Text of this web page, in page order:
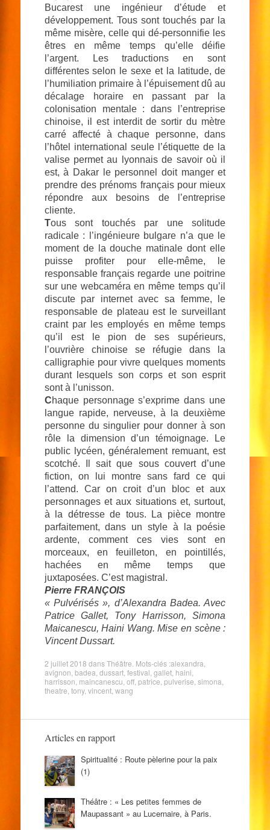
Bucarest une ingénieur d’étude et
développement. Tous sont touchés par la
même misère, celle qui dé-personnifie les
êtres en même temps qu’elle déifie
l’argent. Les traductions en sont
différentes selon le sexe et la latitude, de
l’humiliation primaire à l’épuisement dû au
décalage horaire en passant par la
colonisation mentale : dans l’entreprise
chinoise, il est interdit de sortir du mètre
carré affecté à chaque personne, dans
l’hôtel international seule l’étiquette de la
valise permet au lyonnais de savoir où il
est, à Dakar le personnel doit manger et
prendre des prénoms français pour mieux
répondre aux besoins de l’entreprise
cliente.
Tous sont touchés par une solitude
radicale : l’ingénieure bulgare n’a que le
moment de la douche matinale dont elle
puisse profiter pour elle-même, le
responsable français regarde une poitrine
sur une webcaméra en même temps qu’il
discute par internet avec sa femme, le
responsable de plateau est le surveillant
craint par les employés en même temps
qu’il est le pion de ses supérieurs,
l’ouvrière chinoise se réfugie dans la
calligraphie pour vivre quelques moments
durant lesquels son corps et son esprit
sont à l’unisson.
Chaque personnage s’exprime dans une
langue rapide, nerveuse, à la deuxième
personne du singulier pour donner à son
rôle la dimension d’un témoignage. Le
public lycéen, généralement remuant, est
scotché. Il sait que sous couvert d’une
fiction, on lui montre sans fard ce qui
l’attend. Car on croit d’un bloc et aux
personnages et aux situations et, surtout,
à la détresse de tous. La pièce montre
parfaitement, dans un style à la poésie
ardente, comment ces vies sont en
morceaux, en feuilleton, en pointillés,
hachées en même temps que
juxtaposées. C’est magistral.
Pierre FRANÇOIS
« Pulvérisés », d’Alexandra Badea. Avec
Patrice Gallet, Tony Harrisson, Simona
Maicanescu, Haini Wang. Mise en scène :
Vincent Dussart.
2 juillet 2018 dansThéâtre . Mots-clés :alexandra
avignon badea dussart, festival gallet, haini
harrisson maincanescu off, patrice pulverise simona
theatre tony, vincent, wang
Articles en rapport
Spiritualité : Route pèlerine pour la paix
(1)
Théâtre : « Les petites femmes de
Maupassant » au Lucernaire, à Paris.